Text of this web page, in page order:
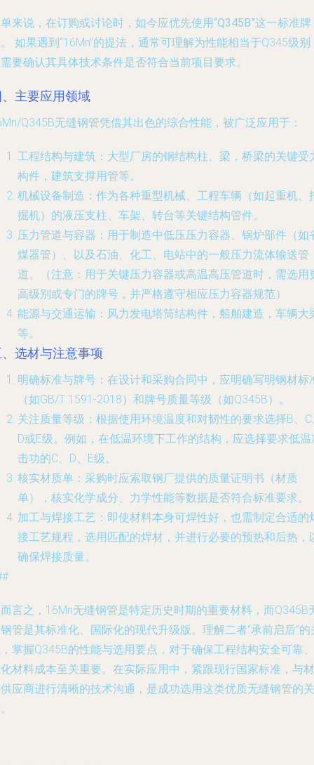
来说，在订购或讨论时，如今应优先使用“Q345B”这一标准牌
如果遇到“16Mn”的提法，通常可理解为性能相当于Q345级别
要确认其具体技术条件是否符合当前项目要求。
主要应用领域
Q345B无缝钢管凭借其出色的综合性能，被广泛应用于：
工程结构与建筑 ：大型厂房的钢结构柱、梁，桥梁的关键受
构件，建筑支撑用管等。
机械设备制造 ：作为各种重型机械、工程车辆（如起重机、
掘机）的液压支柱、车架、转台等关键结构管件。
压力管道与容器 ：用于制造中低压压力容器、锅炉部件（如
煤器管）、以及石油、化工、电站中的一般压力流体输送管
道。
（注意：用于关键压力容器或高温高压管道时，需选用
高级别或专门的牌号，并严格遵守相应压力容器规范）
能源与交通运输 ：风力发电塔筒结构件，船舶建造，车辆大
等。
选材与注意事项
明确标准与牌号 ：在设计和采购合同中，应明确写明钢材标
（如GB/T 1591-2018）和牌号质量等级（如Q345B）。
关注质量等级 ：根据使用环境温度和对韧性的要求选择B、
D或E级。例如，在低温环境下工作的结构，应选择要求低温
击功的C、D、E级。
核实材质单 ：采购时应索取钢厂提供的质量证明书（材质
单），核实化学成分、力学性能等数据是否符合标准要求。
加工与焊接工艺 ：即使材料本身可焊性好，也需制定合适的
接工艺规程，选用匹配的焊材，并进行必要的预热和后热，
确保焊接质量。
言之，16Mn无缝钢管是特定历史时期的重要材料，而Q345B
管是其标准化、国际化的现代升级版。理解二者“承前启后”的
掌握Q345B的性能与选用要点，对于确保工程结构安全可靠、
材料成本至关重要。在实际应用中，紧跟现行国家标准，与材
应商进行清晰的技术沟通，是成功选用这类优质无缝钢管的关